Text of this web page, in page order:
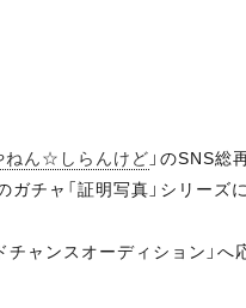
ん☆しらんけど 」のSNS
チャ「証明写真」シリーズ
ャンスオーディション」へ